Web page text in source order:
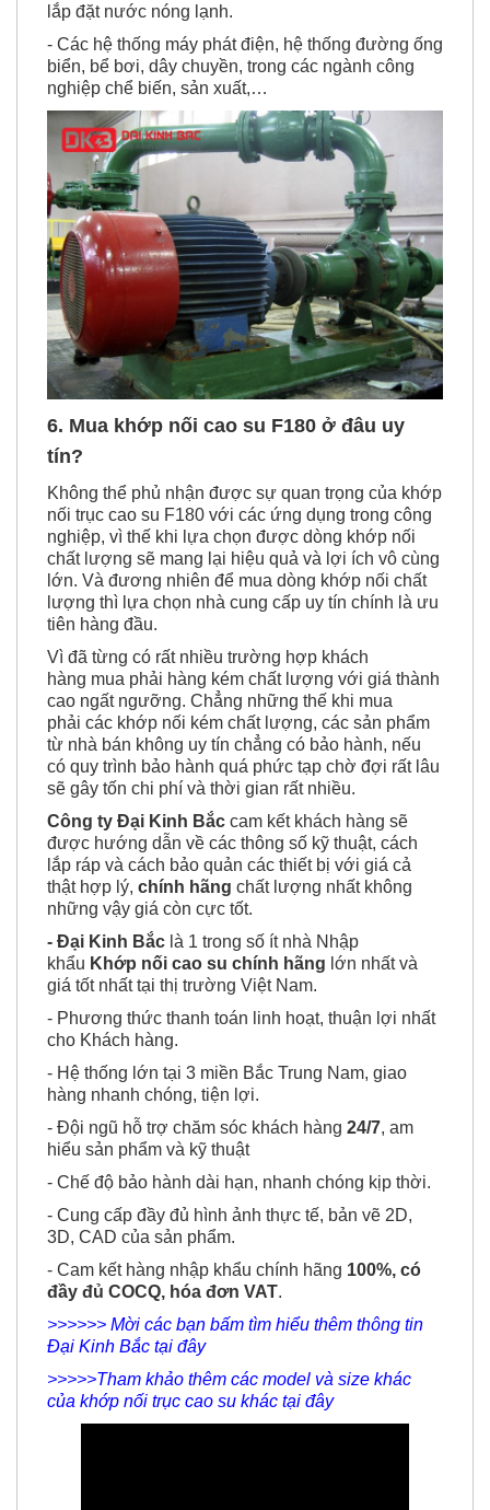
lắp đặt nước nóng lạnh.
- Các hệ thống máy phát điện, hệ thống đường ống
biển, bể bơi, dây chuyền, trong các ngành công
nghiệp chể biến, sản xuất,…
6. Mua khớp nối cao su F180 ở đâu uy
tín?
Không thể phủ nhận được sự quan trọng của khớp
nối trục cao su F180 với các ứng dụng trong công
nghiệp, vì thế khi lựa chọn được dòng khớp nối
chất lượng sẽ mang lại hiệu quả và lợi ích vô cùng
lớn. Và đương nhiên để mua dòng khớp nối chất
lượng thì lựa chọn nhà cung cấp uy tín chính là ưu
tiên hàng đầu.
Vì đã từng có rất nhiều trường hợp khách
hàng mua phải hàng kém chất lượng với giá thành
cao ngất ngưỡng. Chẳng những thế khi mua
phải các khớp nối kém chất lượng, các sản phẩm
từ nhà bán không uy tín chẳng có bảo hành, nếu
có quy trình bảo hành quá phức tạp chờ đợi rất lâu
sẽ gây tốn chi phí và thời gian rất nhiều.
Công ty Đại Kinh Bắc cam kết khách hàng sẽ
được hướng dẫn về các thông số kỹ thuật, cách
lắp ráp và cách bảo quản các thiết bị với giá cả
thật hợp lý, chính hãng chất lượng nhất không
những vậy giá còn cực tốt.
- Đại Kinh Bắc là 1 trong số ít nhà Nhập
khẩu Khớp nối cao su chính hãng lớn nhất và
giá tốt nhất tại thị trường Việt Nam.
- Phương thức thanh toán linh hoạt, thuận lợi nhất
cho Khách hàng.
- Hệ thống lớn tại 3 miền Bắc Trung Nam, giao
hàng nhanh chóng, tiện lợi.
- Đội ngũ hỗ trợ chăm sóc khách hàng 24/7, am
hiểu sản phẩm và kỹ thuật
- Chế độ bảo hành dài hạn, nhanh chóng kịp thời.
- Cung cấp đầy đủ hình ảnh thực tế, bản vẽ 2D,
3D, CAD của sản phẩm.
- Cam kết hàng nhập khẩu chính hãng 100%, có
đầy đủ COCQ, hóa đơn VAT.
>>>>>> Mời các bạn bấm tìm hiểu thêm thông tin
Đại Kinh Bắc tại đây
>>>>>Tham khảo thêm các model và size khác
của khớp nối trục cao su khác tại đây